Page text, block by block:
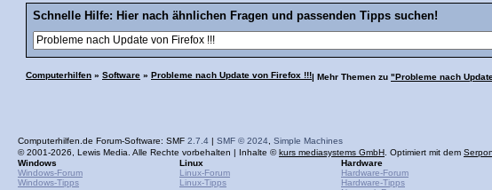
Schnelle Hilfe: Hier nach ähnlichen Fragen und passenden Tipps suchen!
Computerhilfen » Software » Probleme nach Update von Firefox !!!| Mehr Themen zu "Probleme nach
Computerhilfen.de Forum-Software: SMF 2.7.4 | SMF © 2024 Simple Machines
© 2001-2026, Lewis Media. Alle Rechte vorbehalten | Inhalte ©kurs mediasystems GmbH . Optimiert mit dem
Windows
Windows-Forum
Windows-Tipps
Linux
Linux-Forum
Linux-Tipps
Hardware
Hardware-Forum
Hardware-Tipps